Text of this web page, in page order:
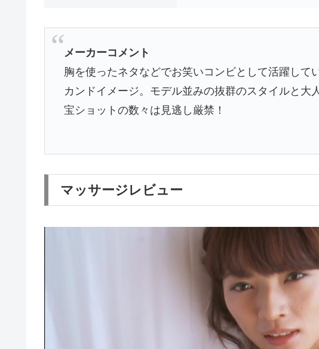
メーカーコメント
胸を使ったネタなどでお笑いコンビとして活躍して
カンドイメージ。モデル並みの抜群のスタイルと大
宝ショットの数々は見逃し厳禁！
マッサージレビュー